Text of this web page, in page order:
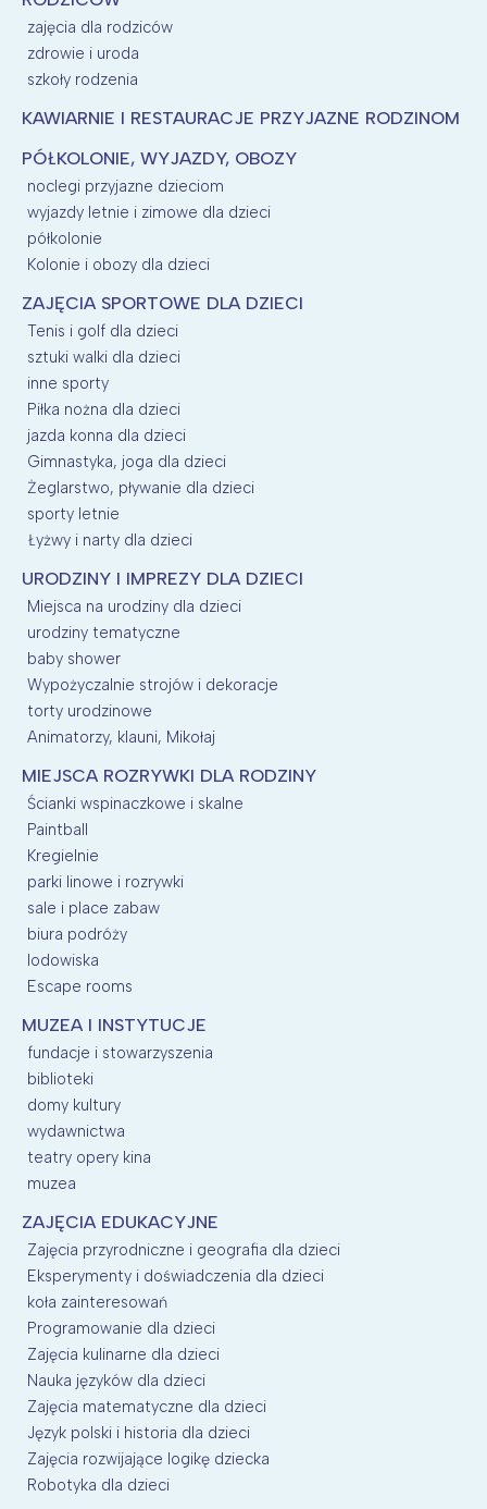
zajęcia dla rodziców
zdrowie i uroda
szkoły rodzenia
KAWIARNIE I RESTAURACJE PRZYJAZNE RODZINOM
PÓŁKOLONIE, WYJAZDY, OBOZY
noclegi przyjazne dzieciom
wyjazdy letnie i zimowe dla dzieci
półkolonie
Kolonie i obozy dla dzieci
ZAJĘCIA SPORTOWE DLA DZIECI
Tenis i golf dla dzieci
sztuki walki dla dzieci
inne sporty
Piłka nożna dla dzieci
jazda konna dla dzieci
Gimnastyka, joga dla dzieci
Żeglarstwo, pływanie dla dzieci
sporty letnie
Łyżwy i narty dla dzieci
URODZINY I IMPREZY DLA DZIECI
Miejsca na urodziny dla dzieci
urodziny tematyczne
baby shower
Wypożyczalnie strojów i dekoracje
torty urodzinowe
Animatorzy, klauni, Mikołaj
MIEJSCA ROZRYWKI DLA RODZINY
Ścianki wspinaczkowe i skalne
Paintball
Kregielnie
parki linowe i rozrywki
sale i place zabaw
biura podróży
lodowiska
Escape rooms
MUZEA I INSTYTUCJE
fundacje i stowarzyszenia
biblioteki
domy kultury
wydawnictwa
teatry opery kina
muzea
ZAJĘCIA EDUKACYJNE
Zajęcia przyrodniczne i geografia dla dzieci
Eksperymenty i doświadczenia dla dzieci
koła zainteresowań
Programowanie dla dzieci
Zajęcia kulinarne dla dzieci
Nauka języków dla dzieci
Zajęcia matematyczne dla dzieci
Język polski i historia dla dzieci
Zajęcia rozwijające logikę dziecka
Robotyka dla dzieci